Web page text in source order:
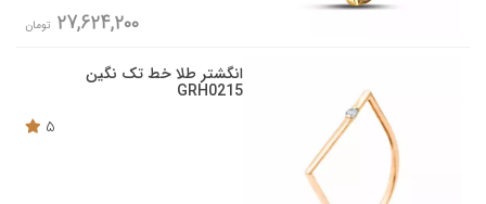
27,624,200 تومان
انگشتر طلا خط تک نگین
GRH0215
5